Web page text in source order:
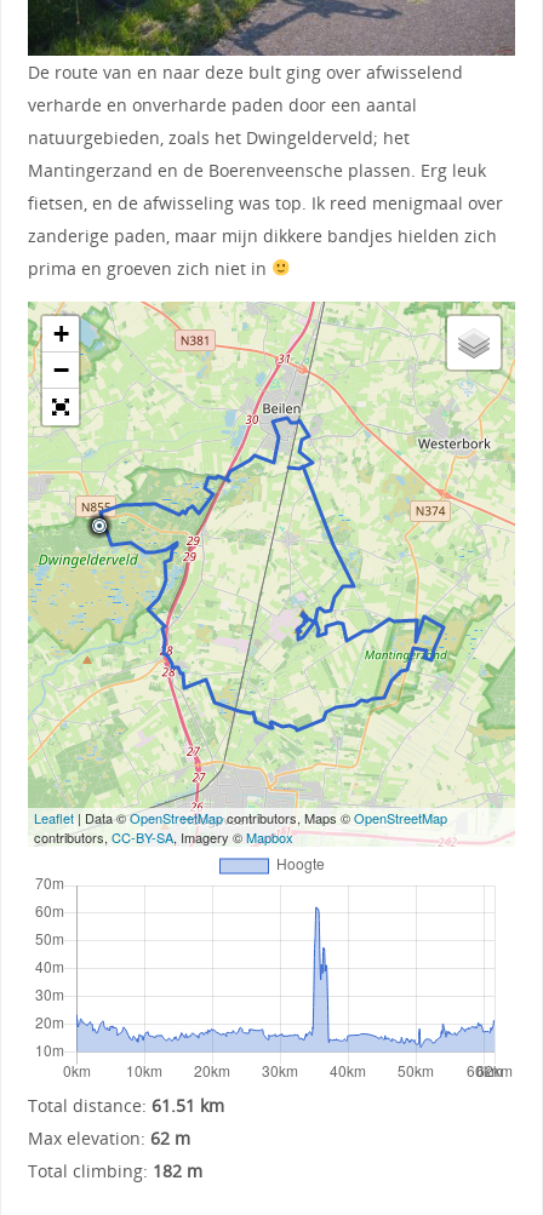
De route van en naar deze bult ging over afwisselend
verharde en onverharde paden door een aantal
natuurgebieden, zoals het Dwingelderveld; het
Mantingerzand en de Boerenveensche plassen. Erg leuk
fietsen, en de afwisseling was top. Ik reed menigmaal over
zanderige paden, maar mijn dikkere bandjes hielden zich
prima en groeven zich niet in
+
−
Leaflet| Data ©OpenStreetMapcontributors, Maps ©OpenStreetMap
contributors, CC-BY-SA, Imagery ©Mapbox
Total distance: 61.51 km
Max elevation: 62 m
Total climbing: 182 m